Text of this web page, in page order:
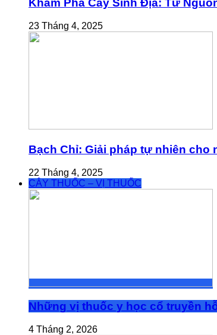
Khám Phá Cây Sinh Địa: Từ
23 Tháng 4, 2025
Bạch Chỉ: Giải pháp tự nhiên cho
22 Tháng 4, 2025
CÂY THUỐC – VỊ THUỐC
Những vị thuốc y học cổ truyền
4 Tháng 2, 2026